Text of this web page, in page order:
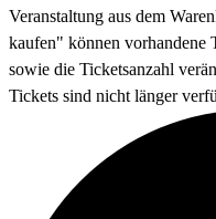
Veranstaltung aus dem
kaufen" können vorhandene
sowie die Ticketsanzahl
Tickets sind nicht länger